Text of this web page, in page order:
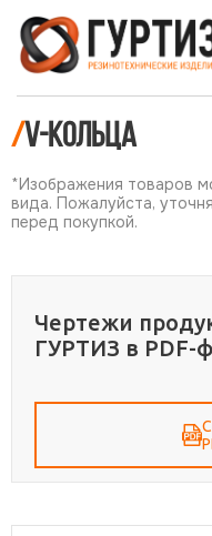
/V-кольца
*Изображения товаров
вида. Пожалуйста,
перед покупкой.
Чертежи
ГУРТИЗ в PDF-